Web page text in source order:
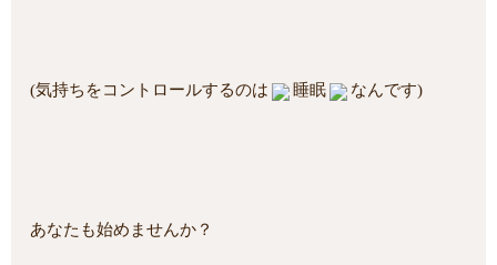
(気持ちをコントロールするのは 睡眠 なんです)
あなたも始めませんか？